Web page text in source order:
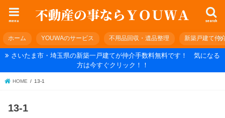
search
menu
ホーム YOUWAのサービス 不用品回収・遺品整理 新築戸建て仲
さいたま市・埼玉県の新築一戸建てが仲介手数料無料です！ 気になる
方は今すぐクリック！！
HOME 13-1
13-1